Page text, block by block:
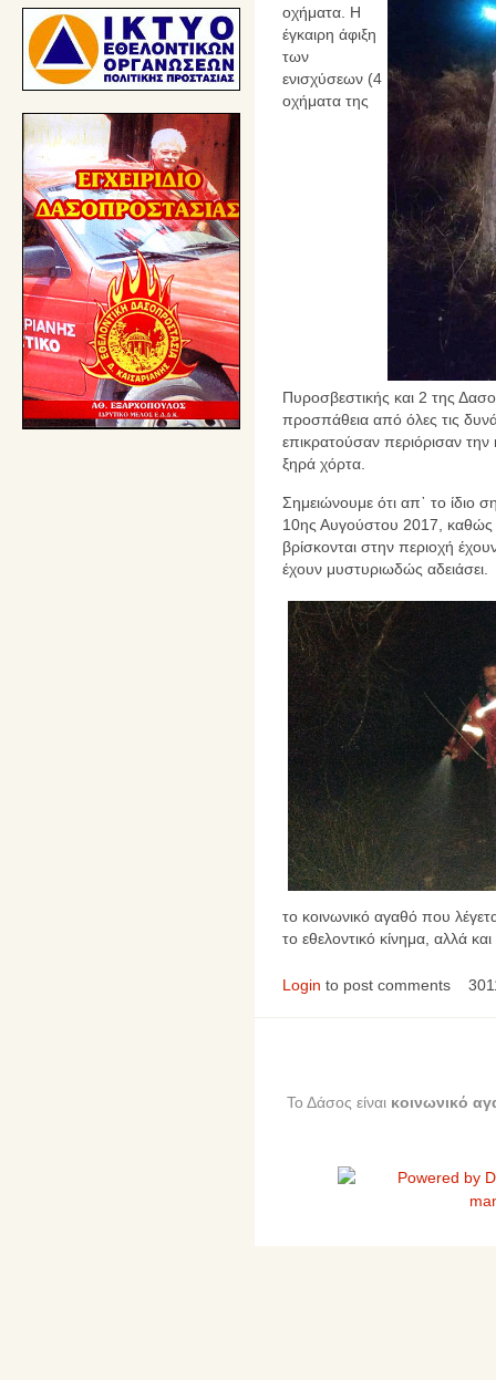
οχήματα. Η
έγκαιρη άφιξη
των
ενισχύσεων (4
οχήματα της
Πυροσβεστικής και 2 της
προσπάθεια από όλες τις
επικρατούσαν περιόρισαν
ξηρά χόρτα.
Σημειώνουμε ότι απ᾽ το ίδιο
10ης Αυγούστου 2017, καθώς
βρίσκονται στην περιοχή
έχουν μυστυριωδώς αδειάσει.
το κοινωνικό αγαθό που
το εθελοντικό κίνημα, αλλά
Login to post comments
Το Δάσος είναι κοινωνικό